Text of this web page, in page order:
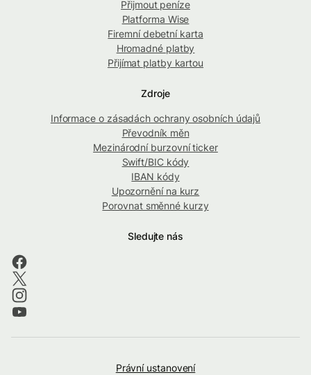
Přijmout peníze
Platforma Wise
Firemní debetní karta
Hromadné platby
Přijímat platby kartou
Zdroje
Informace o zásadách ochrany osobních údajů
Převodník měn
Mezinárodní burzovní ticker
Swift/BIC kódy
IBAN kódy
Upozornění na kurz
Porovnat směnné kurzy
Sledujte nás
Právní ustanovení